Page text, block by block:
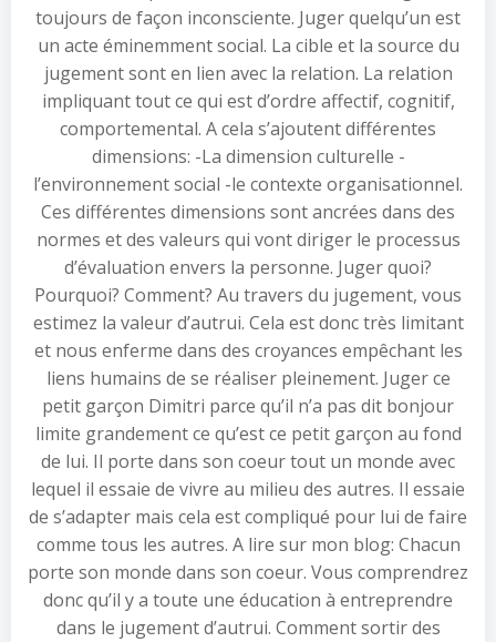
toujours de façon inconsciente. Juger quelqu’un est
un acte éminemment social. La cible et la source du
jugement sont en lien avec la relation. La relation
impliquant tout ce qui est d’ordre affectif, cognitif,
comportemental. A cela s’ajoutent différentes
dimensions: -La dimension culturelle -
l’environnement social -le contexte organisationnel.
Ces différentes dimensions sont ancrées dans des
normes et des valeurs qui vont diriger le processus
d’évaluation envers la personne. Juger quoi?
Pourquoi? Comment? Au travers du jugement, vous
estimez la valeur d’autrui. Cela est donc très limitant
et nous enferme dans des croyances empêchant les
liens humains de se réaliser pleinement. Juger ce
petit garçon Dimitri parce qu’il n’a pas dit bonjour
limite grandement ce qu’est ce petit garçon au fond
de lui. Il porte dans son coeur tout un monde avec
lequel il essaie de vivre au milieu des autres. Il essaie
de s’adapter mais cela est compliqué pour lui de faire
comme tous les autres. A lire sur mon blog: Chacun
porte son monde dans son coeur. Vous comprendrez
donc qu’il y a toute une éducation à entreprendre
dans le jugement d’autrui. Comment sortir des